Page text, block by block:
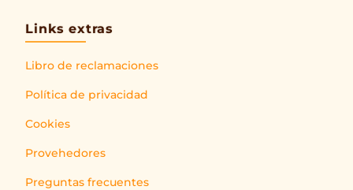
Links extras
Libro de reclamaciones
Política de privacidad
Cookies
Provehedores
Preguntas frecuentes